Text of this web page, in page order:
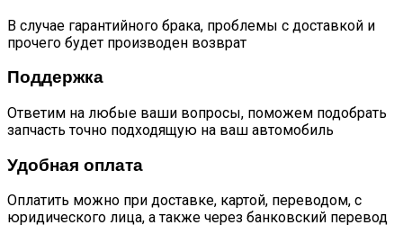
В случае гарантийного брака, проблемы с доставкой и
прочего будет производен возврат
Поддержка
Ответим на любые ваши вопросы, поможем подобрать
запчасть точно подходящую на ваш автомобиль
Удобная оплата
Оплатить можно при доставке, картой, переводом, с
юридического лица, а также через банковский перевод